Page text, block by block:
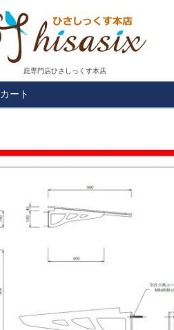
庇専門店ひさしっくす本店
カート